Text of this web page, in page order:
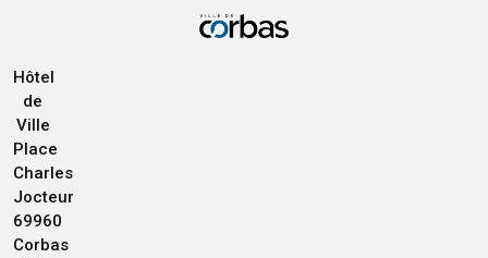
Hôtel
de
Ville
Place
Charles
Jocteur
69960
Corbas